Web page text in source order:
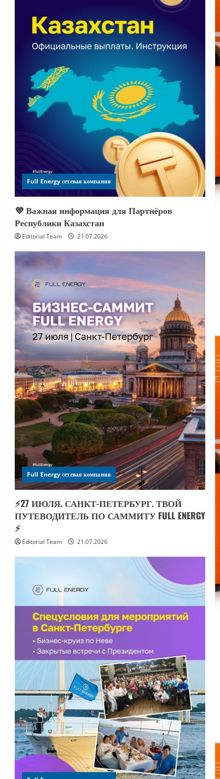
Full Energy сетевая компания
💜 Важная информация для Партнёров
Республики Казахстан
Editorial Team 21.07.2026
Full Energy сетевая компания
⚡️27 ИЮЛЯ. САНКТ-ПЕТЕРБУРГ. ТВОЙ
ПУТЕВОДИТЕЛЬ ПО САММИТУ FULL ENERGY
⚡️
Editorial Team 21.07.2026